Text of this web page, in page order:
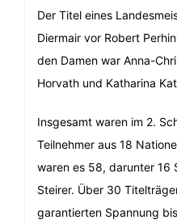
Der Titel eines
Diermair vor Robert
den Damen war Anna-
Horvath und Katharina
Insgesamt waren im 2.
Teilnehmer aus 18
waren es 58, darunter 16
Steirer. Über 30
garantierten Spannung